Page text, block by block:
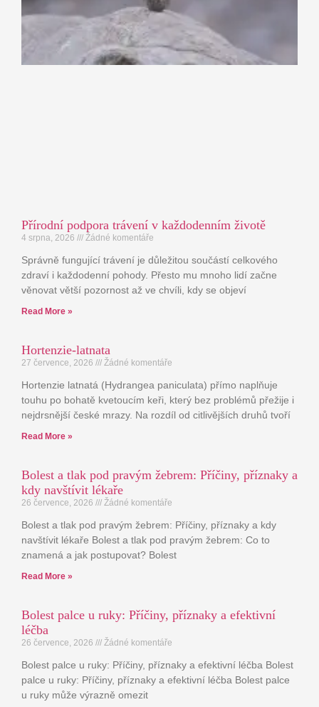
Přírodní podpora trávení v každodenním životě
4 srpna, 2026 Žádné komentáře
Správně fungující trávení je důležitou součástí celkového
zdraví i každodenní pohody. Přesto mu mnoho lidí začne
věnovat větší pozornost až ve chvíli, kdy se objeví
Read More »
Hortenzie-latnata
27 července, 2026 Žádné komentáře
Hortenzie latnatá (Hydrangea paniculata) přímo naplňuje
touhu po bohatě kvetoucím keři, který bez problémů přežije i
nejdrsnější české mrazy. Na rozdíl od citlivějších druhů tvoří
Read More »
Bolest a tlak pod pravým žebrem: Příčiny, příznaky a
kdy navštívit lékaře
26 července, 2026 Žádné komentáře
Bolest a tlak pod pravým žebrem: Příčiny, příznaky a kdy
navštívit lékaře Bolest a tlak pod pravým žebrem: Co to
znamená a jak postupovat? Bolest
Read More »
Bolest palce u ruky: Příčiny, příznaky a efektivní
léčba
26 července, 2026 Žádné komentáře
Bolest palce u ruky: Příčiny, příznaky a efektivní léčba Bolest
palce u ruky: Příčiny, příznaky a efektivní léčba Bolest palce
u ruky může výrazně omezit